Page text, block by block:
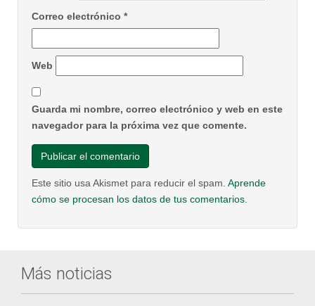
Correo electrónico *
Web
Guarda mi nombre, correo electrónico y web en este
navegador para la próxima vez que comente.
Este sitio usa Akismet para reducir el spam. Aprende
cómo se procesan los datos de tus comentarios.
Más noticias